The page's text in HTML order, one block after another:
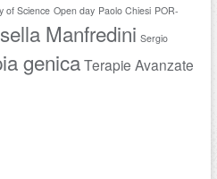
of Science Open day Paolo Chiesi POR-
Manfredini Sergio
genicaTerapie Avanzate